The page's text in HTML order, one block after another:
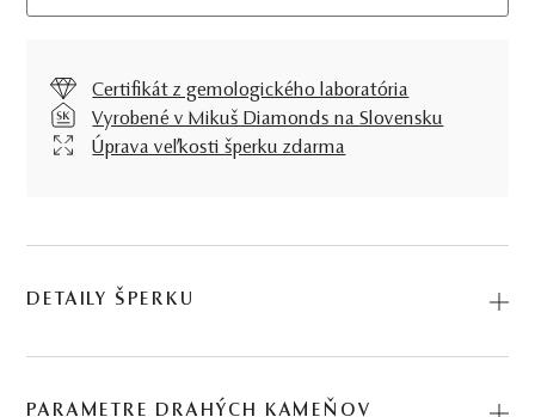
Certifikát z gemologického laboratória
Vyrobené v Mikuš Diamonds na Slovensku
Úprava veľkosti šperku zdarma
DETAILY ŠPERKU
ruženínu, dáva o svojej nositeľke jasnú správu, že ide o
PARAMETRE DRAHÝCH KAMEŇOV